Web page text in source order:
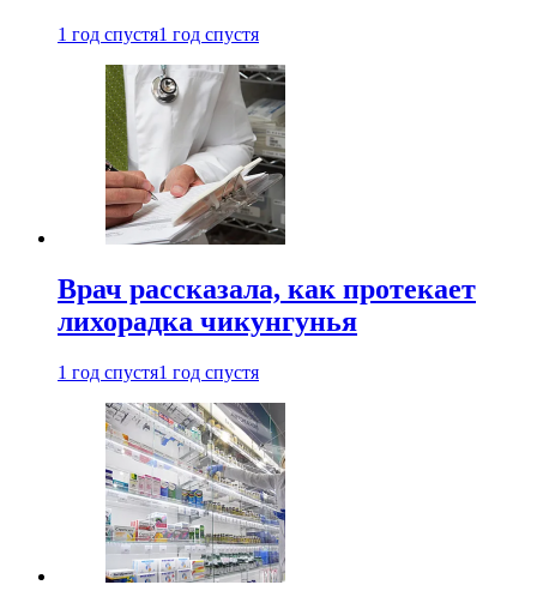
1 год спустя1 год спустя
Врач рассказала, как протекает
лихорадка чикунгунья
1 год спустя1 год спустя